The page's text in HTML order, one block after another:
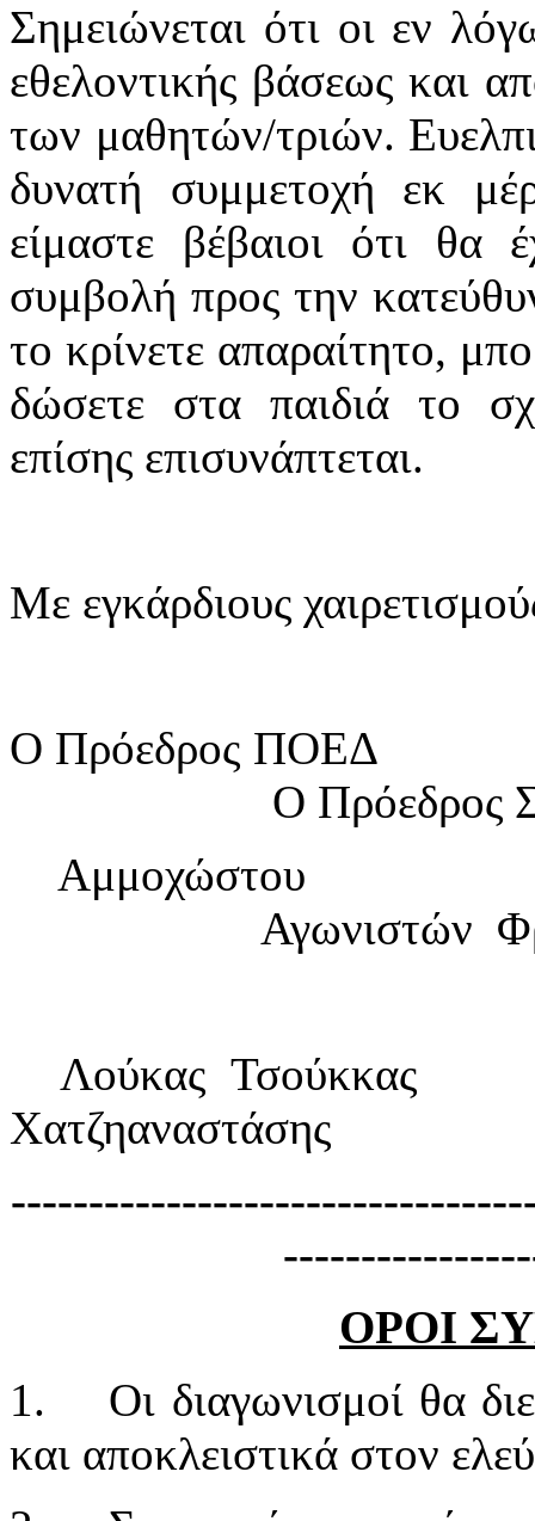
Σημειώνεται ότι οι εν
εθελοντικής βάσεως και
των μαθητών/τριών.
δυνατή συμμετοχή εκ
είμαστε βέβαιοι ότι θα
συμβολή προς την
το κρίνετε απαραίτητο,
δώσετε στα παιδιά το
επίσης επισυνάπτεται.
Με εγκάρδιους
Ο Πρόεδρος ΠΟΕΔ Ο
Ο Πρόεδρος
Αμμοχώστου
Αγωνιστών
Λούκας
Χατζηαναστάσης
ΟΡΟΙ
1.
Οι διαγωνισμοί θα
και αποκλειστικά στον